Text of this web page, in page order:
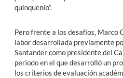
quinquenio”.
Pero frente a los desafíos, Marco
labor desarrollada previamente
Santander como presidente del
periodo en el que desarrolló un
los criterios de evaluación